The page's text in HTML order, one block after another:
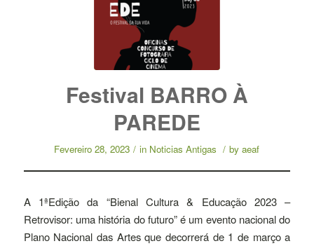
Festival BARRO À
PAREDE
Fevereiro 28, 2023 / in Noticias Antigas / byaeaf
A 1ªEdição da “Bienal Cultura & Educação 2023 –
Retrovisor: uma história do futuro” é um evento nacional do
Plano Nacional das Artes que decorrerá de 1 de março a